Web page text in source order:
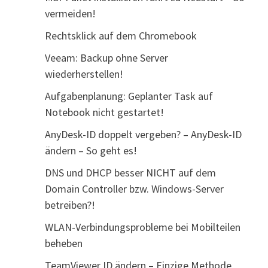
vermeiden!
Rechtsklick auf dem Chromebook
Veeam: Backup ohne Server
wiederherstellen!
Aufgabenplanung: Geplanter Task auf
Notebook nicht gestartet!
AnyDesk-ID doppelt vergeben? – AnyDesk-ID
ändern – So geht es!
DNS und DHCP besser NICHT auf dem
Domain Controller bzw. Windows-Server
betreiben?!
WLAN-Verbindungsprobleme bei Mobilteilen
beheben